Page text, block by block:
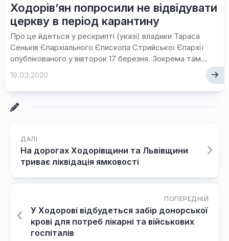
Ходорів’ян попросили не відвідувати
церкву в період карантину
Про це йдеться у рескрипті (указі) владики Тараса
Сеньків Єпархіального Єпископа Стрийської Єпархії
опублікованого у вівторок 17 березня. Зокрема там...
19.03.2020
ДАЛІ
На дорогах Ходорівщини та Львівщини
триває ліквідація ямковості
ПОПЕРЕДНІЙ
У Ходорові відбудеться забір донорської
крові для потреб лікарні та військових
госпіталів